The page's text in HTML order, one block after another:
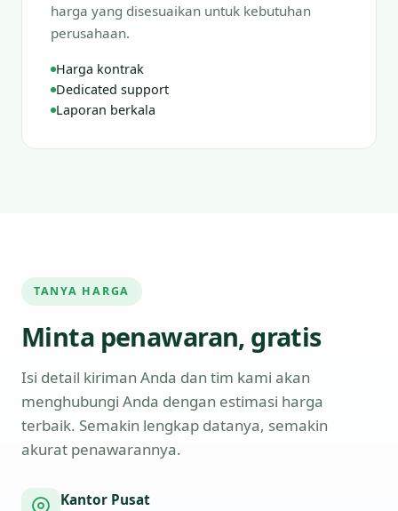
harga yang disesuaikan untuk kebutuhan
perusahaan.
Harga kontrak
Dedicated support
Laporan berkala
TANYA HARGA
Minta penawaran, gratis
Isi detail kiriman Anda dan tim kami akan
menghubungi Anda dengan estimasi harga
terbaik. Semakin lengkap datanya, semakin
akurat penawarannya.
Kantor Pusat